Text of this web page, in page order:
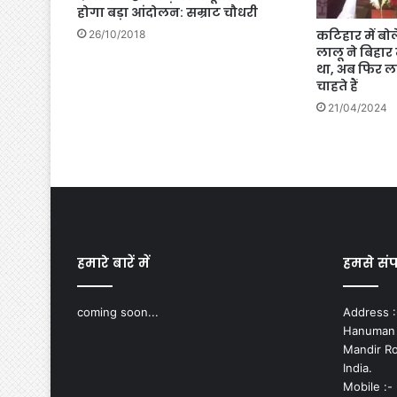
होगा बड़ा आंदोलन: सम्राट चौधरी
26/10/2018
कटिहार में
लालू ने
था, अब फिर
चाहते हैं
21/04/2024
हमारे बारें में
coming soon...
हमसे
Address
Mandir
India.
Mobile :-